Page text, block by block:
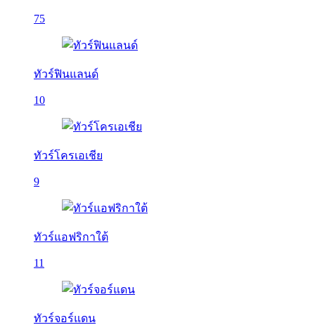
75
ทัวร์ฟินแลนด์
10
ทัวร์โครเอเชีย
9
ทัวร์แอฟริกาใต้
11
ทัวร์จอร์แดน